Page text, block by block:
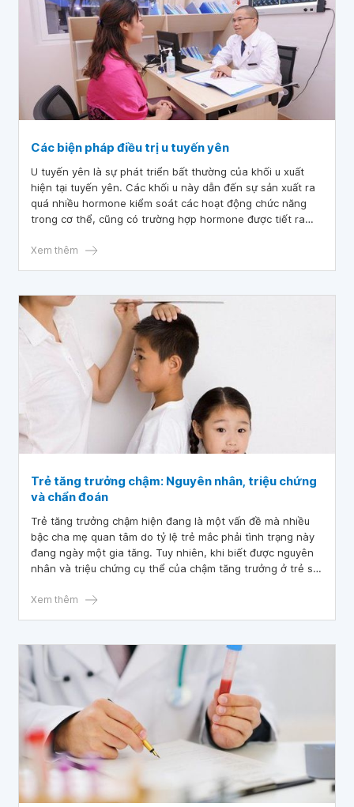
Các biện pháp điều trị u tuyến yên
U tuyến yên là sự phát triển bất thường của khối u xuất
hiện tại tuyến yên. Các khối u này dẫn đến sự sản xuất ra
quá nhiều hormone kiểm soát các hoạt động chức năng
trong cơ thể, cũng có trường hợp hormone được tiết ra
thể hoạt động bình thường. Bệnh nếu kéo dài sẽ ảnh
là việc lần phải làm ngay khi phát hiện bệnh.
Xem thêm
Trẻ tăng trưởng chậm: Nguyên nhân, triệu chứng
và chẩn đoán
Trẻ tăng trưởng chậm hiện đang là một vấn đề mà nhiều
bậc cha mẹ quan tâm do tỷ lệ trẻ mắc phải tình trạng này
đang ngày một gia tăng. Tuy nhiên, khi biết được nguyên
nhân và triệu chứng cụ thể của chậm tăng trưởng ở trẻ sẽ
dành cho trẻ.
Xem thêm